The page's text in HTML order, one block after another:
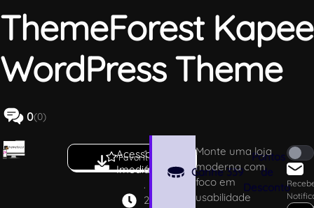
ThemeForest Kapee
WordPress Theme
0(0)
Favoritar
Acesso
Imediato
1.
6
.
2
Ganhe339
Pontos
de
Desconto
Monte uma loja
moderna com
foco em
usabilidade